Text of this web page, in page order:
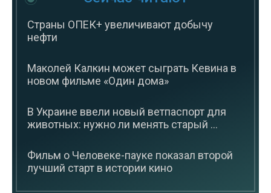
Страны ОПЕК+ увеличивают добычу
нефти
Маколей Калкин может сыграть Кевина в
новом фильме «Один дома»
В Украине ввели новый ветпаспорт для
животных: нужно ли менять старый ...
Фильм о Человеке-пауке показал второй
лучший старт в истории кино